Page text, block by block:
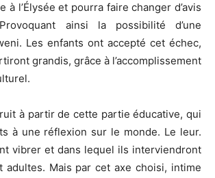
à l’Élysée et pourra faire changer d’avis
ainsi la possibilité d’une
Les enfants ont accepté cet échec,
grandis, grâce à l’accomplissement
à partir de cette partie éducative, qui
à une réflexion sur le monde. Le leur.
vibrer et dans lequel ils interviendront
adultes. Mais par cet axe choisi, intime